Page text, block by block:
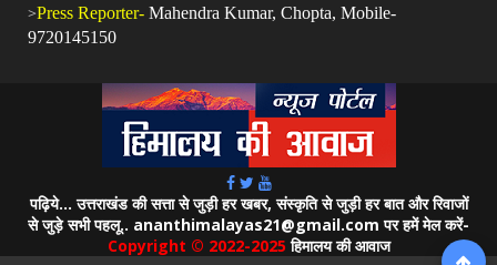
>Press Reporter- Mahendra Kumar, Chopta, Mobile-
9720145150
पढ़िये... उत्तराखंड की सत्ता से जुड़ी हर खबर, संस्कृति से जुड़ी हर बात और रिवाजों
से जुड़े सभी पहलू.. ananthimalayas21@gmail.com पर हमें मेल करें-
Copyright © 2022-2025हिमालय की आवाज